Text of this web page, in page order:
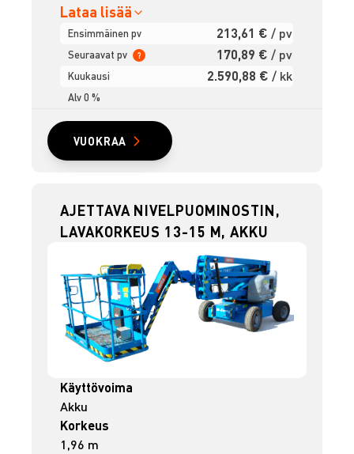
Lataa lisää
Ensimmäinen pv 213,61 € / pv
Seuraavat pv ? 170,89 € / pv
Kuukausi 2.590,88 € / kk
Alv 0 %
VUOKRAA
AJETTAVA NIVELPUOMINOSTIN,
LAVAKORKEUS 13-15 M, AKKU
Käyttövoima
Akku
Korkeus
1,96 m